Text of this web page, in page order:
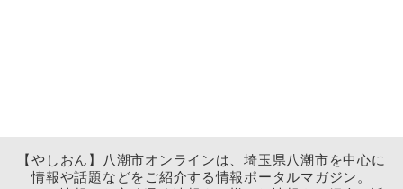
【やしおん】八潮市オンラインは、埼玉県八潮市を中心に
情報や話題などをご紹介する情報ポータルマガジン。